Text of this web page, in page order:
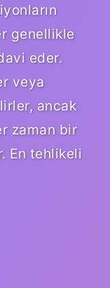
genellikle
eder.
veya
ancak
zaman bir
En tehlikeli